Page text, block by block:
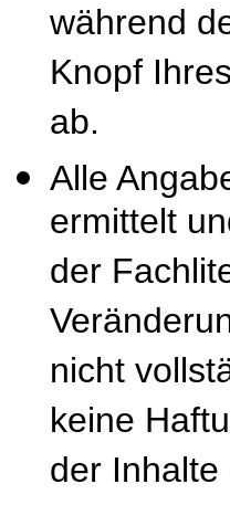
während
Knopf
ab.
Alle
ermittelt
der
nicht
keine
der